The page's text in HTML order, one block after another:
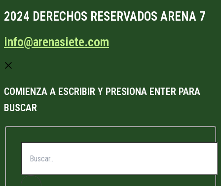
2024 DERECHOS RESERVADOS ARENA 7
info@arenasiete.com
COMIENZA A ESCRIBIR Y PRESIONA ENTER PARA
BUSCAR